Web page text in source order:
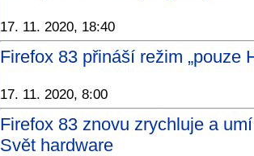
17. 11. 2020, 18:40
Firefox 83 přináší režim „pouze
17. 11. 2020, 8:00
Firefox 83 znovu zrychluje a
Svět hardware